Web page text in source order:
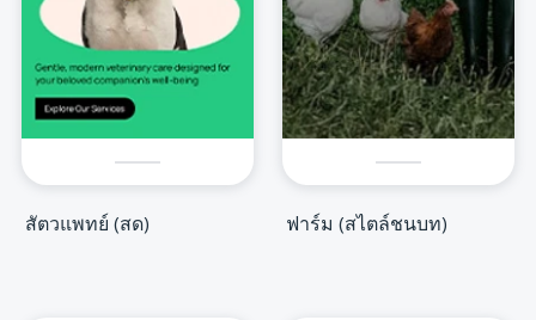
สัตวแพทย์ (สด) ฟาร์ม (สไตล์ชนบท)